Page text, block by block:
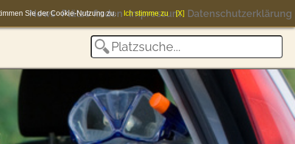
News Plätze finden Impressum Datenschutzerklärung
Sie der Cookie-Nutzung zu. Ich stimme zu [X]